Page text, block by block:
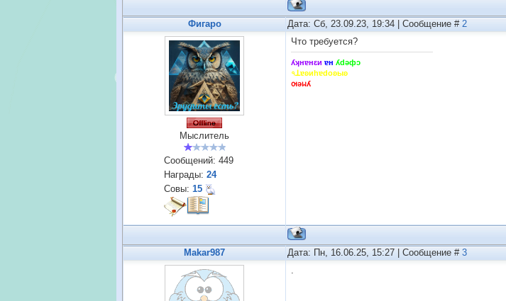
Фигаро Дата: Сб, 23.09.23, 19:34 | Сообщение # 2
Мыслитель
Сообщений: 449
Награды: 24
Совы: 15
Что требуется?
ʎʞнɐнԑи ɐн ʎdǝфɔ
৭ꓕɐʚиhɐdoʚыʚ
ꙕǝᥕʎ
Makar987 Дата: Пн, 16.06.25, 15:27 | Сообщение # 3
.